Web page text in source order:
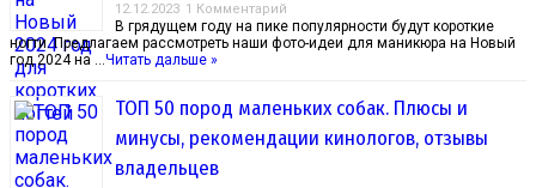
12.12.2023 1 Комментарий
В грядущем году на пике популярности будут короткие
ногти. Предлагаем рассмотреть наши фото-идеи для маникюра на Новый
год 2024 на …Читать дальше »
ТОП 50 пород маленьких собак. Плюсы и
минусы, рекомендации кинологов, отзывы
владельцев